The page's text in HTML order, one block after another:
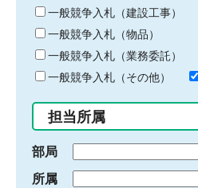
キ
ー
ワ
ー
ド
入
力
一般競争入札（建設工事）
一般競争入札（物品）
一般競争入札（業務委託）
一般競争入札（その他）
担当所属
部局
所属